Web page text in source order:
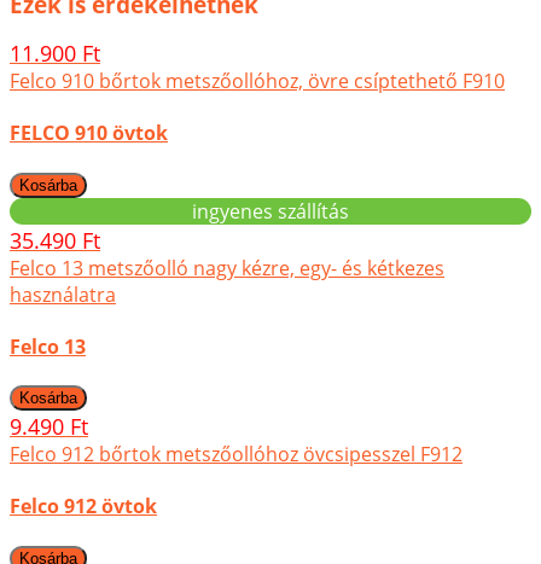
11.900 Ft
Felco 910 bőrtok metszőollóhoz, övre csíptethető F910
FELCO 910 övtok
ingyenes szállítás
35.490 Ft
Felco 13 metszőolló nagy kézre, egy- és kétkezes
használatra
Felco 13
9.490 Ft
Felco 912 bőrtok metszőollóhoz övcsipesszel F912
Felco 912 övtok